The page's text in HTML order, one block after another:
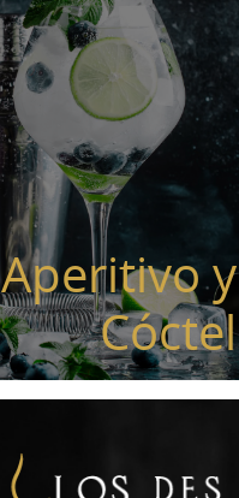
Aperitivo y
Cóctel